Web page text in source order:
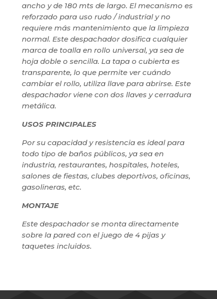
ancho y de 180 mts de largo. El mecanismo es
reforzado para uso rudo / industrial y no
requiere más mantenimiento que la limpieza
normal. Este despachador dosifica cualquier
marca de toalla en rollo universal, ya sea de
hoja doble o sencilla. La tapa o cubierta es
transparente, lo que permite ver cuándo
cambiar el rollo, utiliza llave para abrirse. Este
despachador viene con dos llaves y cerradura
metálica.
USOS PRINCIPALES
Por su capacidad y resistencia es ideal para
todo tipo de baños públicos, ya sea en
industria, restaurantes, hospitales, hoteles,
salones de fiestas, clubes deportivos, oficinas,
gasolineras, etc.
MONTAJE
Este despachador se monta directamente
sobre la pared con el juego de 4 pijas y
taquetes incluidos.